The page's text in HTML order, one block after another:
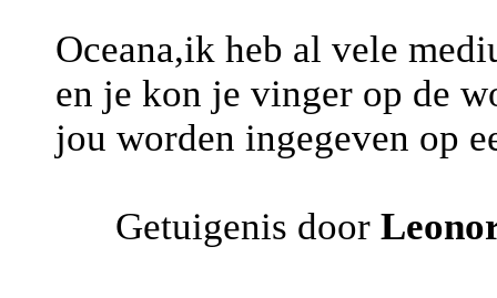
Oceana,ik heb al vele
en je kon je vinger op de
jou worden ingegeven op
Getuigenis door